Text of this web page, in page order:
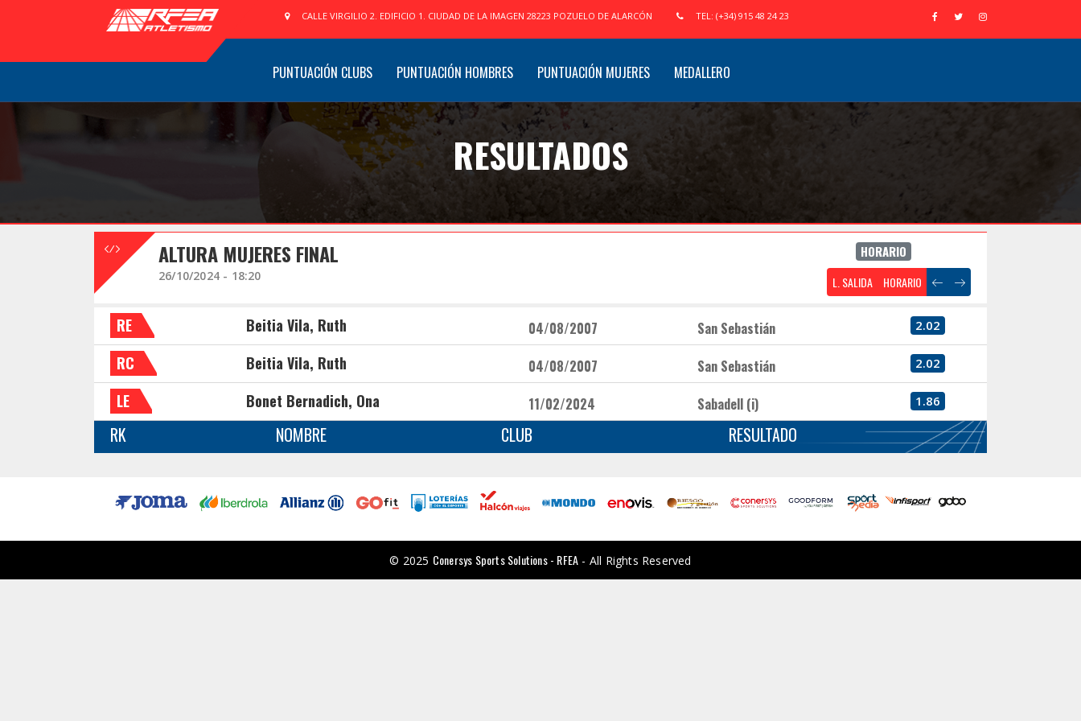
CALLE VIRGILIO 2. EDIFICIO 1. CIUDAD DE LA IMAGEN 28223 POZUELO DE ALARCÓN TEL: (+34) 915 48 24 23
PUNTUACIÓN CLUBS PUNTUACIÓN HOMBRES PUNTUACIÓN MUJERES MEDALLERO
RESULTADOS
ALTURA MUJERES FINAL HORARIO
26/10/2024 - 18:20 L. SALIDA HORARIO
RE Beitia Vila, Ruth 04/08/2007 San Sebastián 2.02
RC Beitia Vila, Ruth 04/08/2007 San Sebastián 2.02
LE Bonet Bernadich, Ona 11/02/2024 Sabadell (i) 1.86
RK NOMBRE CLUB RESULTADO
© 2025 Conersys Sports Solutions - RFEA - All Rights Reserved